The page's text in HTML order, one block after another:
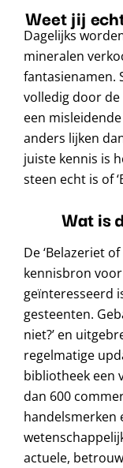
Weet jij
Dagelijks
mineralen
fantasienamen.
volledig door
een
anders lijken
juiste kennis is
steen echt is of
Wat is
De ‘Belazeriet
kennisbron
geïnteresseerd
gesteenten.
niet?’ en
regelmatige
bibliotheek een
dan 600
handelsmerken
actuele,